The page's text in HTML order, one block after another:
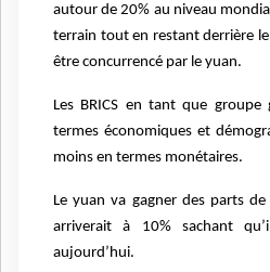
autour de 20% au niveau
terrain tout en restant derrière
être concurrencé par le yuan.
Les BRICS en tant que
termes économiques et
moins en termes monétaires.
Le yuan va gagner des parts
arriverait à 10% sachant
aujourd’hui.